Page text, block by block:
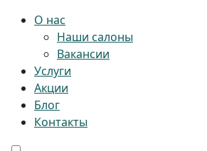
О нас
Наши салоны
Вакансии
Услуги
Акции
Блог
Контакты